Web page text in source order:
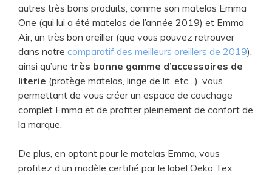
autres très bons produits, comme son matelas Emma
One (qui lui a été matelas de l’année 2019) et Emma
Air, un très bon oreiller (que vous pouvez retrouver
dans notre comparatif des meilleurs oreillers de 2019),
ainsi qu’une très bonne gamme d’accessoires de
literie (protège matelas, linge de lit, etc…), vous
permettant de vous créer un espace de couchage
complet Emma et de profiter pleinement de confort de
la marque.
De plus, en optant pour le matelas Emma, vous
profitez d’un modèle certifié par le label Oeko Tex